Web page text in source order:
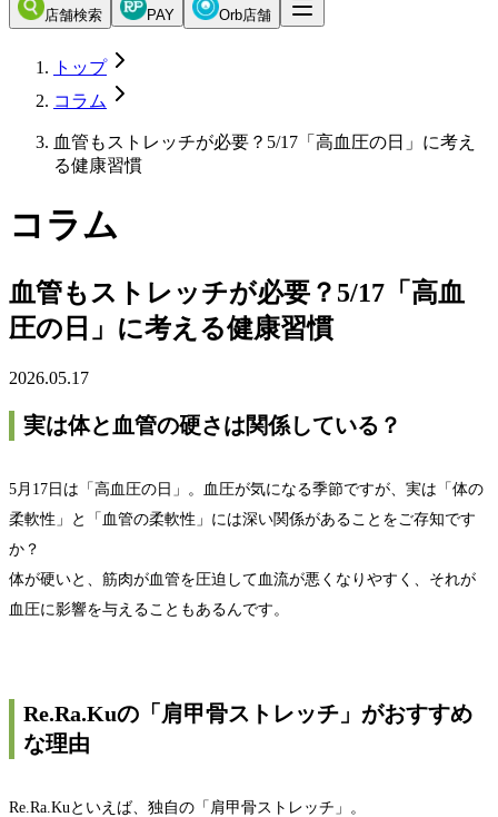
店舗検索 PAY Orb店舗
トップ
コラム
血管もストレッチが必要？5/17「高血圧の日」に考え
る健康習慣
コラム
血管もストレッチが必要？5/17「高血
圧の日」に考える健康習慣
2026.05.17
実は体と血管の硬さは関係している？
5月17日は「高血圧の日」。血圧が気になる季節ですが、実は「体の
柔軟性」と「血管の柔軟性」には深い関係があることをご存知です
か？
体が硬いと、筋肉が血管を圧迫して血流が悪くなりやすく、それが
血圧に影響を与えることもあるんです。
Re.Ra.Kuの「肩甲骨ストレッチ」がおすすめ
な理由
Re.Ra.Kuといえば、独自の「肩甲骨ストレッチ」。